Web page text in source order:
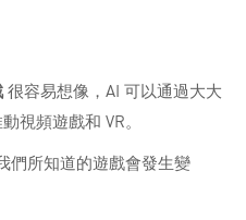
很容易想像，AI 可以通過大大
視頻遊戲和 VR。
們所知道的遊戲會發生變